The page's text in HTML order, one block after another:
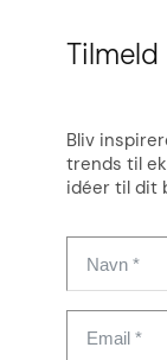
Bliv
trends til
idéer til dit